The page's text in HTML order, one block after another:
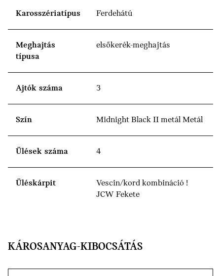
Karosszériatípus Ferdehátú
Meghajtás
típusa
elsőkerék-meghajtás
Ajtók száma 3
Szín Midnight Black II metál Metál
Ülések száma 4
Üléskárpit
Vescin/kord kombináció !
JCW Fekete
KÁROSANYAG-KIBOCSÁTÁS